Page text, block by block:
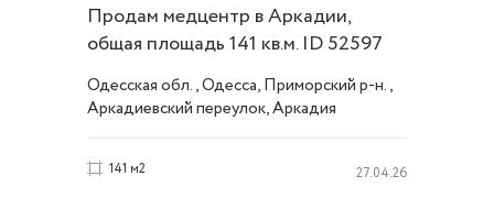
Продам медцентр в Аркадии,
общая площадь 141 кв.м. ID 52597
Одесская обл., Одесса, Приморский р-н.,
Аркадиевский переулок, Аркадия
141 м2 27.04.26